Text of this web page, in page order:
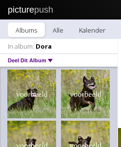
picturepush
Albums Alle Kalender
In album: Dora
Deel Dit Album